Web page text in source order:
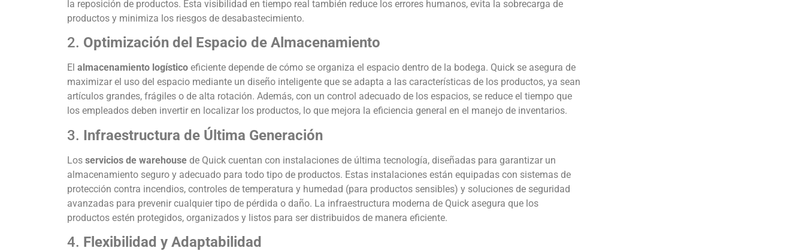
la reposición de productos. Esta visibilidad en tiempo real también reduce los errores humanos, evita la sobrecarga de
productos y minimiza los riesgos de desabastecimiento.
2. Optimización del Espacio de Almacenamiento
El almacenamiento logístico eficiente depende de cómo se organiza el espacio dentro de la bodega. Quick se asegura de
maximizar el uso del espacio mediante un diseño inteligente que se adapta a las características de los productos, ya sean
artículos grandes, frágiles o de alta rotación. Además, con un control adecuado de los espacios, se reduce el tiempo que
los empleados deben invertir en localizar los productos, lo que mejora la eficiencia general en el manejo de inventarios.
3. Infraestructura de Última Generación
Los servicios de warehouse de Quick cuentan con instalaciones de última tecnología, diseñadas para garantizar un
almacenamiento seguro y adecuado para todo tipo de productos. Estas instalaciones están equipadas con sistemas de
protección contra incendios, controles de temperatura y humedad (para productos sensibles) y soluciones de seguridad
avanzadas para prevenir cualquier tipo de pérdida o daño. La infraestructura moderna de Quick asegura que los
productos estén protegidos, organizados y listos para ser distribuidos de manera eficiente.
4. Flexibilidad y Adaptabilidad